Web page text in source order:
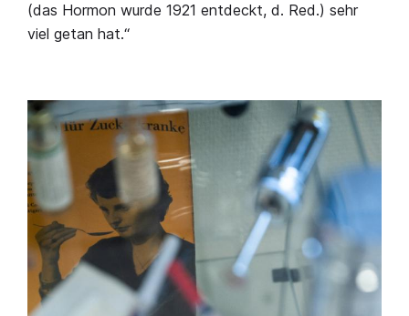
(das Hormon wurde 1921 entdeckt, d. Red.) sehr
viel getan hat.“